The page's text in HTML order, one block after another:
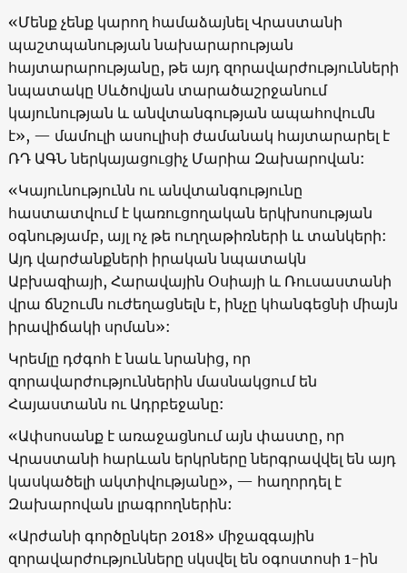
«Մենք չենք կարող համաձայնել Վրաստանի
պաշտպանության նախարարության
հայտարարությանը, թե այդ զորավարժությունների
նպատակը Սևծովյան տարածաշրջանում
կայունության և անվտանգության ապահովումն
է», — մամուլի ասուլիսի ժամանակ հայտարարել է
ՌԴ ԱԳՆ ներկայացուցիչ Մարիա Զախարովան:
«Կայունությունն ու անվտանգությունը
հաստատվում է կառուցողական երկխոսության
օգնությամբ, այլ ոչ թե ուղղաթիռների և տանկերի:
Այդ վարժանքների իրական նպատակն
Աբխազիայի, Հարավային Օսիայի և Ռուսաստանի
վրա ճնշումն ուժեղացնելն է, ինչը կհանգեցնի միայն
իրավիճակի սրման»:
Կրեմլը դժգոհ է նաև նրանից, որ
զորավարժություններին մասնակցում են
Հայաստանն ու Ադրբեջանը:
«Ափսոսանք է առաջացնում այն փաստը, որ
Վրաստանի հարևան երկրները ներգրավվել են այդ
կասկածելի ակտիվությանը», — հաղորդել է
Զախարովան լրագրողներին:
«Արժանի գործընկեր 2018» միջազգային
զորավարժությունները սկսվել են օգոստոսի 1-ին